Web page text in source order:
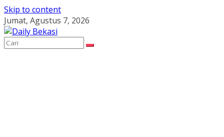
Skip to content
Jumat, Agustus 7, 2026